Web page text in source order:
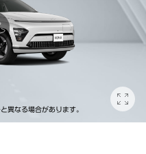
異なる場合があります。